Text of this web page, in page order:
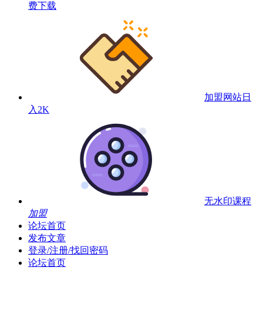
费下载
加盟网站日
入2K
无水印课程
加盟
论坛首页
发布文章
登录/注册/找回密码
论坛首页